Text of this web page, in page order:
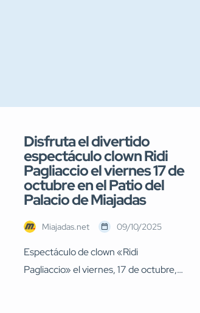
Disfruta el divertido
espectáculo clown Ridi
Pagliaccio el viernes 17 de
octubre en el Patio del
Palacio de Miajadas
Miajadas.net 09/10/2025
Espectáculo de clown «Ridi
Pagliaccio» el viernes, 17 de octubre,